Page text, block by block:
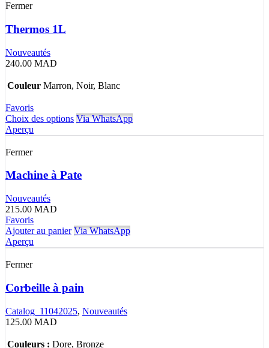
Fermer
Thermos 1L
Nouveautés
240.00 MAD
Couleur Marron, Noir, Blanc
Favoris
Choix des options Via WhatsApp
Aperçu
Fermer
Machine à Pate
Nouveautés
215.00 MAD
Favoris
Ajouter au panier Via WhatsApp
Aperçu
Fermer
Corbeille à pain
Catalog_11042025, Nouveautés
125.00 MAD
Couleurs : Dore, Bronze